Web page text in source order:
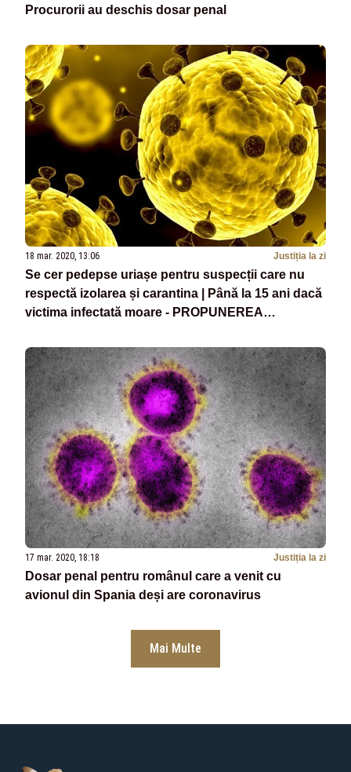
Procurorii au deschis dosar penal
18 mar. 2020, 13:06 Justiția la zi
Se cer pedepse uriașe pentru suspecții care nu
respectă izolarea și carantina | Până la 15 ani dacă
victima infectată moare - PROPUNEREA
17 mar. 2020, 18:18 Justiția la zi
Dosar penal pentru românul care a venit cu
avionul din Spania deși are coronavirus
Mai Multe